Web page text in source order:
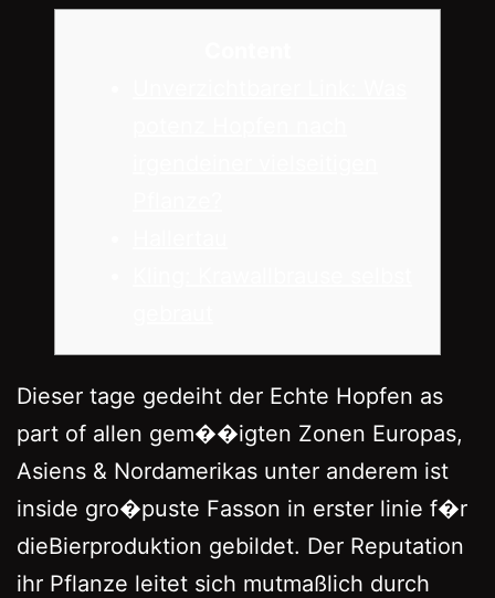
Dieser tage gedeiht der Echte Hopfen as
part of allen gem��igten Zonen Europas,
Asiens & Nordamerikas unter anderem ist
inside gro�puste Fasson in erster linie f�r
dieBierproduktion gebildet. Der Reputation
ihr Pflanze leitet sich mutmaßlich durch